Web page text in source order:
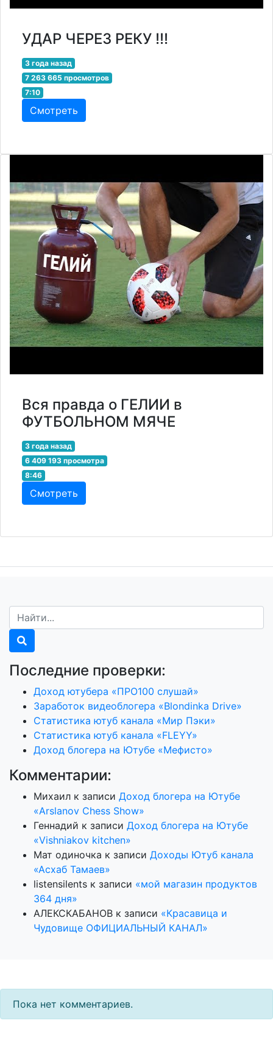
УДАР ЧЕРЕЗ РЕКУ !!!
3 года назад
7 263 665 просмотров
7:10
Смотреть
Вся правда о ГЕЛИИ в
ФУТБОЛЬНОМ МЯЧЕ
3 года назад
6 409 193 просмотра
8:46
Смотреть
Последние проверки:
Доход ютубера «ПРО100 слушай»
Заработок видеоблогера «Blondinka Drive»
Статистика ютуб канала «Мир Пэки»
Статистика ютуб канала «FLEYY»
Доход блогера на Ютубе «Мефисто»
Комментарии:
Михаил к записи Доход блогера на Ютубе
«Arslanov Chess Show»
Геннадий к записи Доход блогера на Ютубе
«Vishniakov kitchen»
Мат одиночка к записи Доходы Ютуб канала
«Асхаб Тамаев»
listensilents к записи «мой магазин продуктов
364 дня»
АЛЕКСКАБАНОВ к записи «Красавица и
Чудовище ОФИЦИАЛЬНЫЙ КАНАЛ»
Пока нет комментариев.